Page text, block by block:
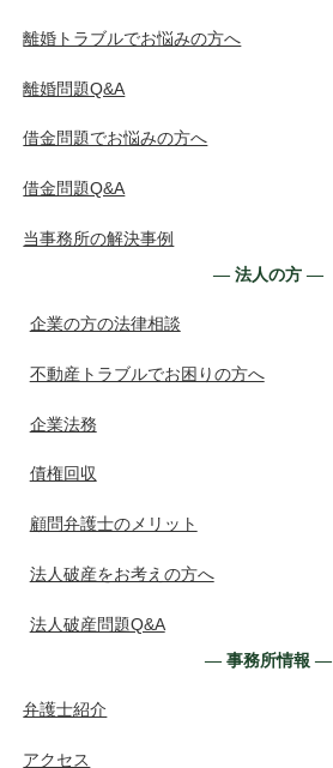
離婚トラブルでお悩みの方へ
離婚問題Q&A
借金問題でお悩みの方へ
借金問題Q&A
当事務所の解決事例
― 法人の方 ―
企業の方の法律相談
不動産トラブルでお困りの方へ
企業法務
債権回収
顧問弁護士のメリット
法人破産をお考えの方へ
法人破産問題Q&A
― 事務所情報 ―
弁護士紹介
アクセス